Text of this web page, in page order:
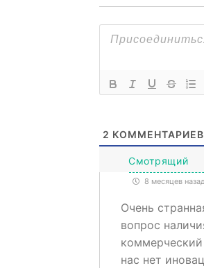
2 КОММЕНТАРИЕВ
Смотрящий
8 месяцев
Очень
вопрос
нас нет